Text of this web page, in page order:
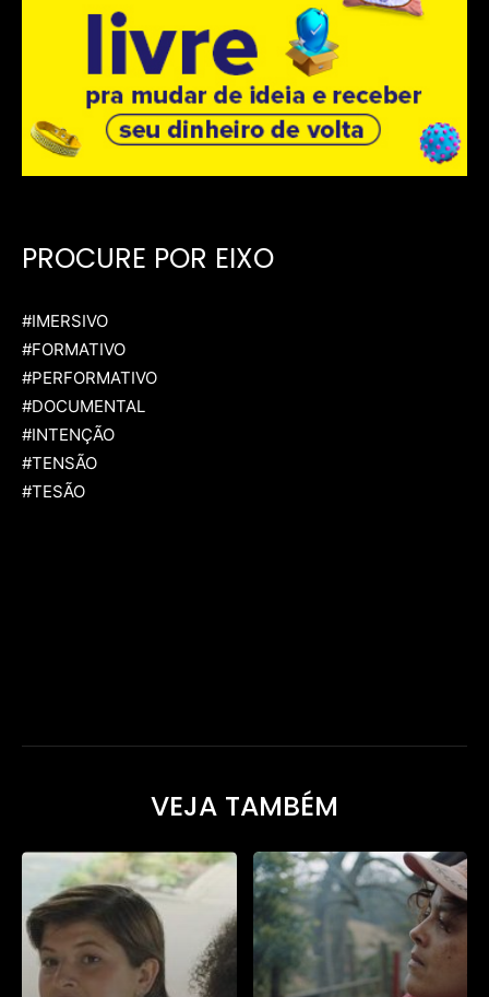
PROCURE POR EIXO
#IMERSIVO
#FORMATIVO
#PERFORMATIVO
#DOCUMENTAL
#INTENÇÃO
#TENSÃO
#TESÃO
VEJA TAMBÉM